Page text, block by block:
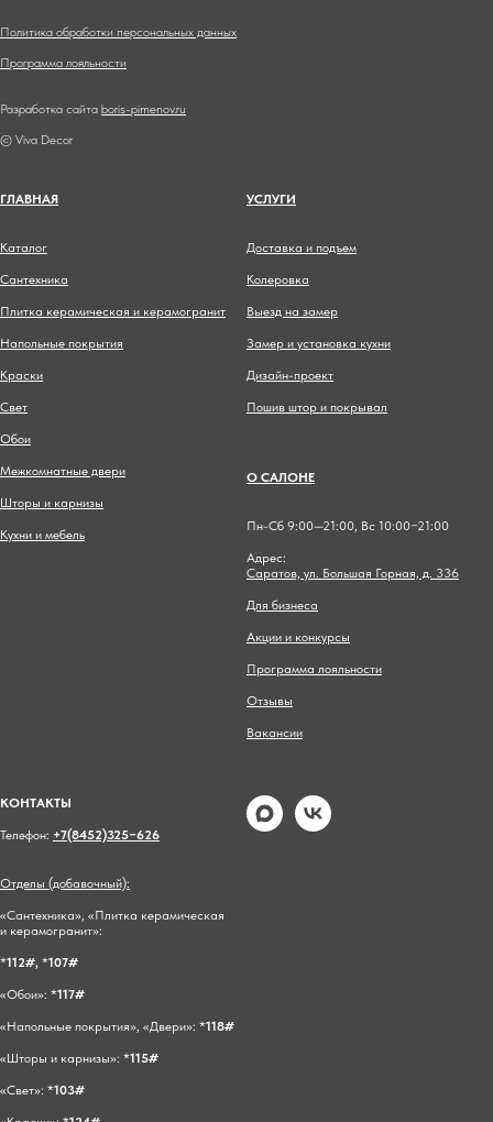
Политика обработки персональных данных
Программа лояльности
Разработка сайта boris-pimenov.ru
© Viva Decor
ГЛАВНАЯ
Каталог
Сантехника
Плитка керамическая и керамогранит
Напольные покрытия
Краски
Свет
Обои
Межкомнатные двери
Шторы и карнизы
Кухни и мебель
УСЛУГИ
Доставка и подъем
Колеровка
Выезд на замер
Замер и установка кухни
Дизайн-проект
Пошив штор и покрывал
О САЛОНЕ
Пн-Сб 9:00—21:00, Вс 10:00−21:00
Адрес:
Саратов, ул. Большая Горная, д. 336
Для бизнеса
Акции и конкурсы
Программа лояльности
Отзывы
Вакансии
КОНТАКТЫ
Телефон: +7(8452)325−626
Отделы (добавочный):
«Сантехника», «Плитка керамическая
и керамогранит»:
*112#, *107#
«Обои»: *117#
«Напольные покрытия», «Двери»: *118#
«Шторы и карнизы»: *115#
«Свет»: *103#